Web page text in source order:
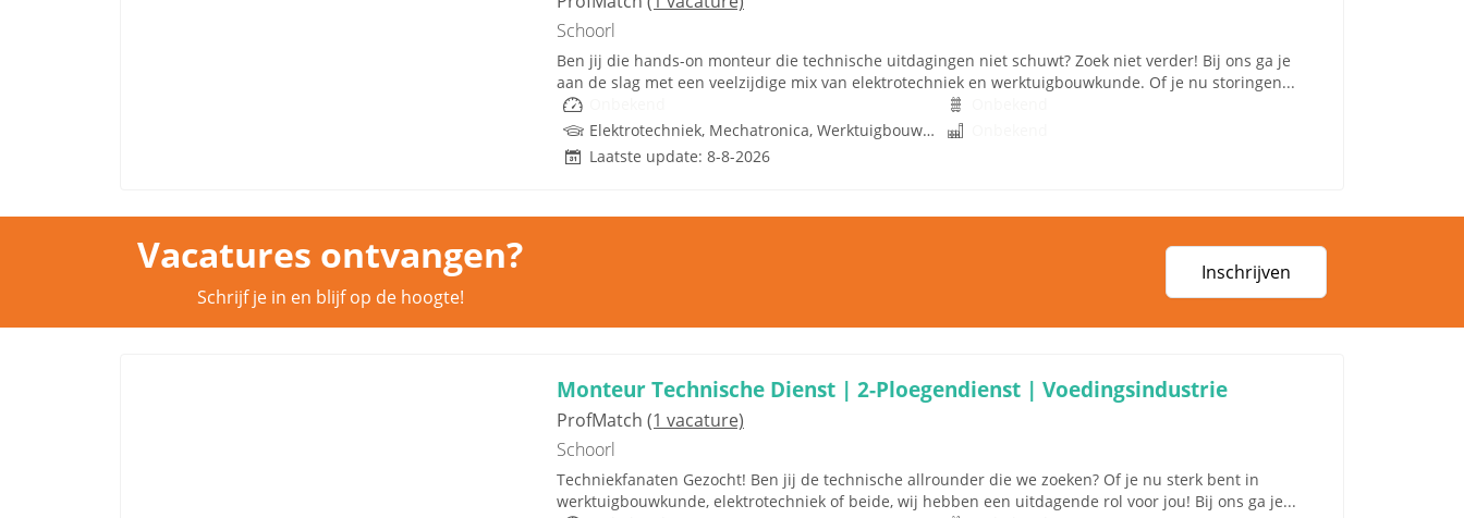
Schoorl
Ben jij die hands-on monteur die technische uitdagingen niet schuwt? Zoek niet verder! Bij ons ga je
aan de slag met een veelzijdige mix van elektrotechniek en werktuigbouwkunde. Of je nu storingen...
Elektrotechniek, Mechatronica, Werktuigbouwkunde, Hydrauliek
Laatste update: 8-8-2026
Vacatures ontvangen?
Schrijf je in en blijf op de hoogte!
Inschrijven
Monteur Technische Dienst | 2-Ploegendienst | Voedingsindustrie
ProfMatch (1 vacature)
Schoorl
Techniekfanaten Gezocht! Ben jij de technische allrounder die we zoeken? Of je nu sterk bent in
werktuigbouwkunde, elektrotechniek of beide, wij hebben een uitdagende rol voor jou! Bij ons ga je...